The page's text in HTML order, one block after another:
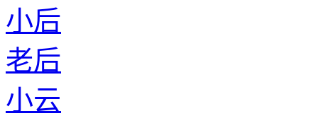
小后
老后
小云